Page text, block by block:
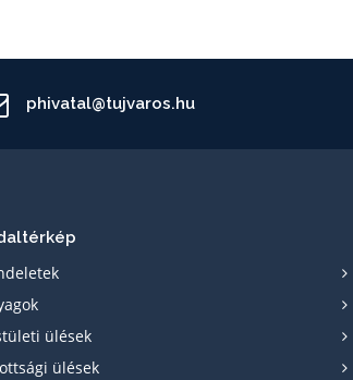
phivatal@tujvaros.hu
ülések
ülések